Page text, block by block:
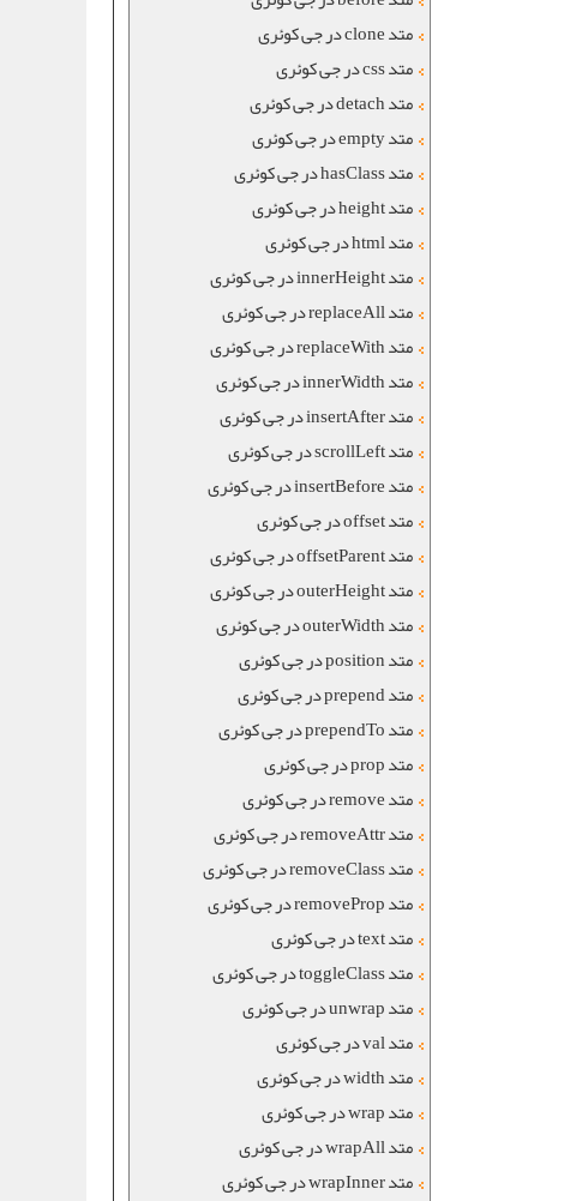
متد clone در جی کوئری
متد css در جی کوئری
متد detach در جی کوئری
متد empty در جی کوئری
متد hasClass در جی کوئری
متد height در جی کوئری
متد html در جی کوئری
متد innerHeight در جی کوئری
متد replaceAll در جی کوئری
متد replaceWith در جی کوئری
متد innerWidth در جی کوئری
متد insertAfter در جی کوئری
متد scrollLeft در جی کوئری
متد insertBefore در جی کوئری
متد offset در جی کوئری
متد offsetParent در جی کوئری
متد outerHeight در جی کوئری
متد outerWidth در جی کوئری
متد position در جی کوئری
متد prepend در جی کوئری
متد prependTo در جی کوئری
متد prop در جی کوئری
متد remove در جی کوئری
متد removeAttr در جی کوئری
متد removeClass در جی کوئری
متد removeProp در جی کوئری
متد text در جی کوئری
متد toggleClass در جی کوئری
متد unwrap در جی کوئری
متد val در جی کوئری
متد width در جی کوئری
متد wrap در جی کوئری
متد wrapAll در جی کوئری
متد wrapInner در جی کوئری